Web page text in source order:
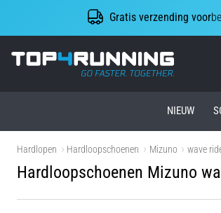
Gratis verzending voor
NIEUW
Hardlopen Hardloopschoenen Mizuno wave
Hardloopschoenen Mizuno